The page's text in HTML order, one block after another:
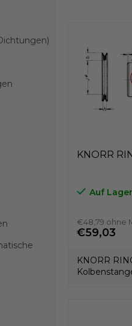
KNORR
Auf Lager
€48,79 ohne
€59,03
KNORR